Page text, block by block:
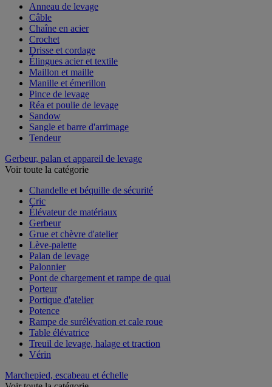
Anneau de levage
Câble
Chaîne en acier
Crochet
Drisse et cordage
Élingues acier et textile
Maillon et maille
Manille et émerillon
Pince de levage
Réa et poulie de levage
Sandow
Sangle et barre d'arrimage
Tendeur
Gerbeur, palan et appareil de levage
Voir toute la catégorie
Chandelle et béquille de sécurité
Cric
Élévateur de matériaux
Gerbeur
Grue et chèvre d'atelier
Lève-palette
Palan de levage
Palonnier
Pont de chargement et rampe de quai
Porteur
Portique d'atelier
Potence
Rampe de surélévation et cale roue
Table élévatrice
Treuil de levage, halage et traction
Vérin
Marchepied, escabeau et échelle